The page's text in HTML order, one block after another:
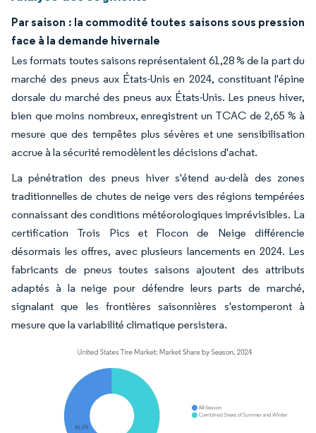
Par saison : la commodité toutes saisons sous pression
face à la demande hivernale
Les formats toutes saisons représentaient 61,28 % de la part du
marché des pneus aux États-Unis en 2024, constituant l'épine
dorsale du marché des pneus aux États-Unis. Les pneus hiver,
bien que moins nombreux, enregistrent un TCAC de 2,65 % à
mesure que des tempêtes plus sévères et une sensibilisation
accrue à la sécurité remodèlent les décisions d'achat.
La pénétration des pneus hiver s'étend au-delà des zones
traditionnelles de chutes de neige vers des régions tempérées
connaissant des conditions météorologiques imprévisibles. La
certification Trois Pics et Flocon de Neige différencie
désormais les offres, avec plusieurs lancements en 2024. Les
fabricants de pneus toutes saisons ajoutent des attributs
adaptés à la neige pour défendre leurs parts de marché,
signalant que les frontières saisonnières s'estomperont à
mesure que la variabilité climatique persistera.